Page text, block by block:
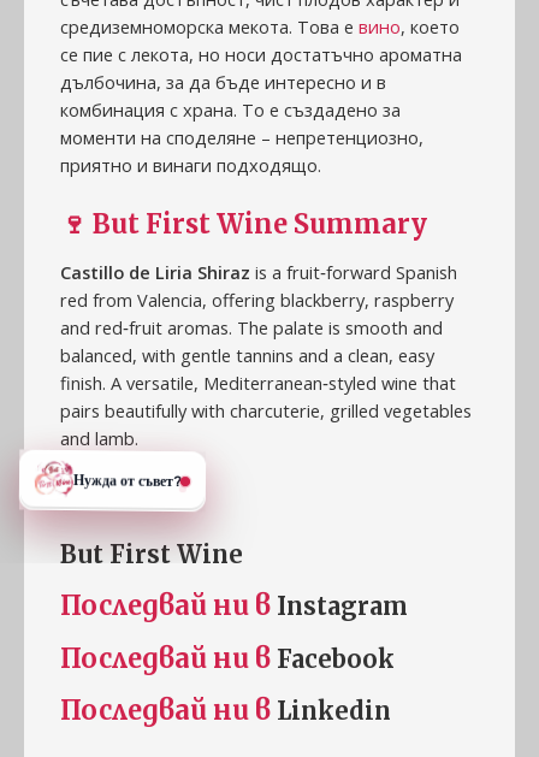
средиземноморска мекота. Това е вино, което
се пие с лекота, но носи достатъчно ароматна
дълбочина, за да бъде интересно и в
комбинация с храна. То е създадено за
моменти на споделяне – непретенциозно,
приятно и винаги подходящо.
🍷 But First Wine Summary
Castillo de Liria Shiraz is a fruit‑forward Spanish
red from Valencia, offering blackberry, raspberry
and red‑fruit aromas. The palate is smooth and
balanced, with gentle tannins and a clean, easy
finish. A versatile, Mediterranean‑styled wine that
pairs beautifully with charcuterie, grilled vegetables
and lamb.
But First Wine
Последвай ни в Instagram
Последвай ни в Facebook
Последвай ни в Linkedin